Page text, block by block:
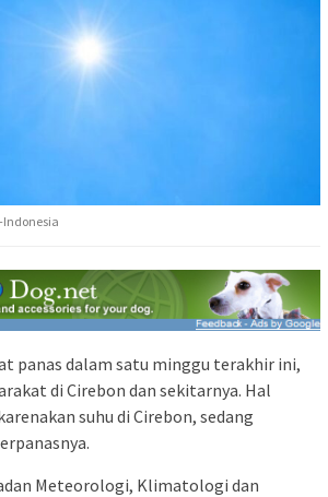
Indonesia
panas dalam satu minggu terakhir ini,
di Cirebon dan sekitarnya. Hal
suhu di Cirebon, sedang
Meteorologi, Klimatologi dan